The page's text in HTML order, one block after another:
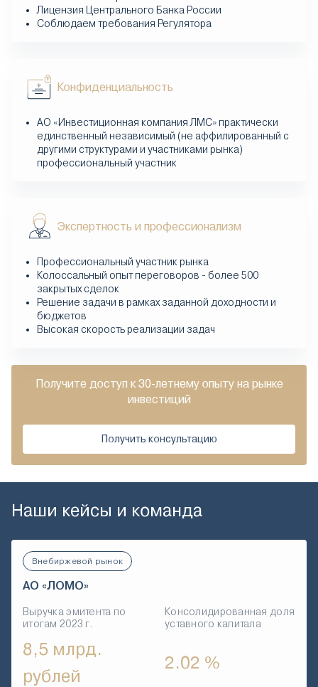
Лицензия Центрального Банка России
Соблюдаем требования Регулятора
Конфиденциальность
АО «Инвестиционная компания ЛМС» практически
единственный независимый (не аффилированный с
другими структурами и участниками рынка)
профессиональный участник
Экспертность и профессионализм
Профессиональный участник рынка
Колоссальный опыт переговоров - более 500
закрытых сделок
Решение задачи в рамках заданной доходности и
бюджетов
Высокая скорость реализации задач
Получите доступ к 30-летнему опыту на рынке
инвестиций
Получить консультацию
Наши кейсы и команда
Внебиржевой рынок
АО «ЛОМО»
Выручка эмитента по
итогам 2023 г.
8,5 млрд.
рублей
Консолидированная доля
уставного капитала
2.02 %